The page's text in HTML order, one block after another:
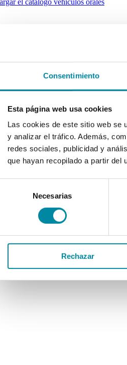
Consentimiento
Esta página web usa cookies
Las cookies de este sitio web se
y analizar el tráfico. Además,
redes sociales, publicidad y
que hayan recopilado a partir del
consentimiento
Necesarias
Rechazar